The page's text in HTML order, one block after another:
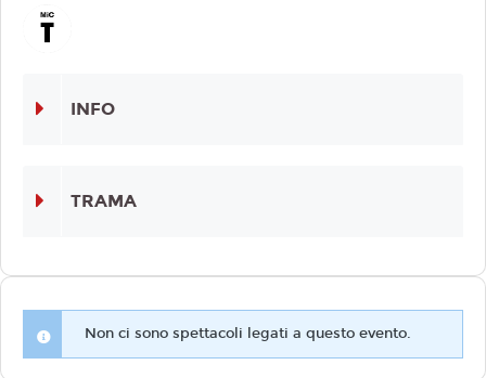
INFO
TRAMA
Non ci sono spettacoli legati a questo evento.